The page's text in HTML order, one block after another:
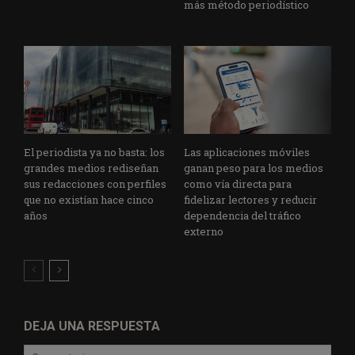
más método periodístico
El periodista ya no basta: los
grandes medios rediseñan
sus redacciones con perfiles
que no existían hace cinco
años
Las aplicaciones móviles
ganan peso para los medios
como vía directa para
fidelizar lectores y reducir
dependencia del tráfico
externo
DEJA UNA RESPUESTA